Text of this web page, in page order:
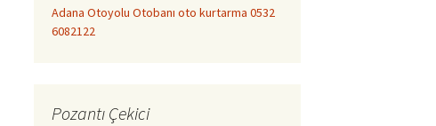
Adana Otoyolu Otobanı oto kurtarma 0532
6082122
Pozantı Çekici